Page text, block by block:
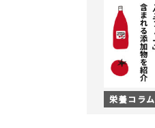
栄養コラム